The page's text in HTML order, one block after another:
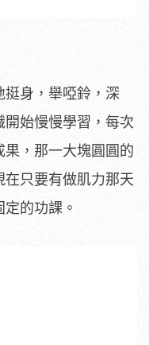
挺身，舉啞鈴，深
始慢慢學習，每次
，那一大塊圓圓的
只要有做肌力那天
的功課。